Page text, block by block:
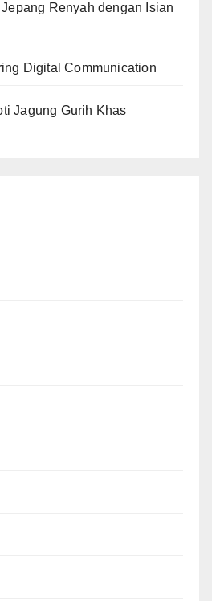
Renyah dengan Isian
Digital Communication
Jagung Gurih Khas